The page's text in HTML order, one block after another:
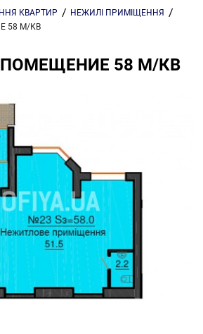
КВАРТИР
НЕЖИЛІ ПРИМІЩЕННЯ
58 М/КВ
58 М/КВ